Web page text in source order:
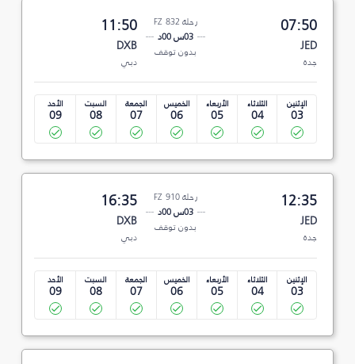
07:50
JED
جدة
رحلة FZ 832
03س 00د
بدون توقف
11:50
DXB
دبي
الإثنين
03
الثلاثاء
04
الأربعاء
05
الخميس
06
الجمعة
07
السبت
08
الأحد
09
12:35
JED
جدة
رحلة FZ 910
03س 00د
بدون توقف
16:35
DXB
دبي
الإثنين
03
الثلاثاء
04
الأربعاء
05
الخميس
06
الجمعة
07
السبت
08
الأحد
09